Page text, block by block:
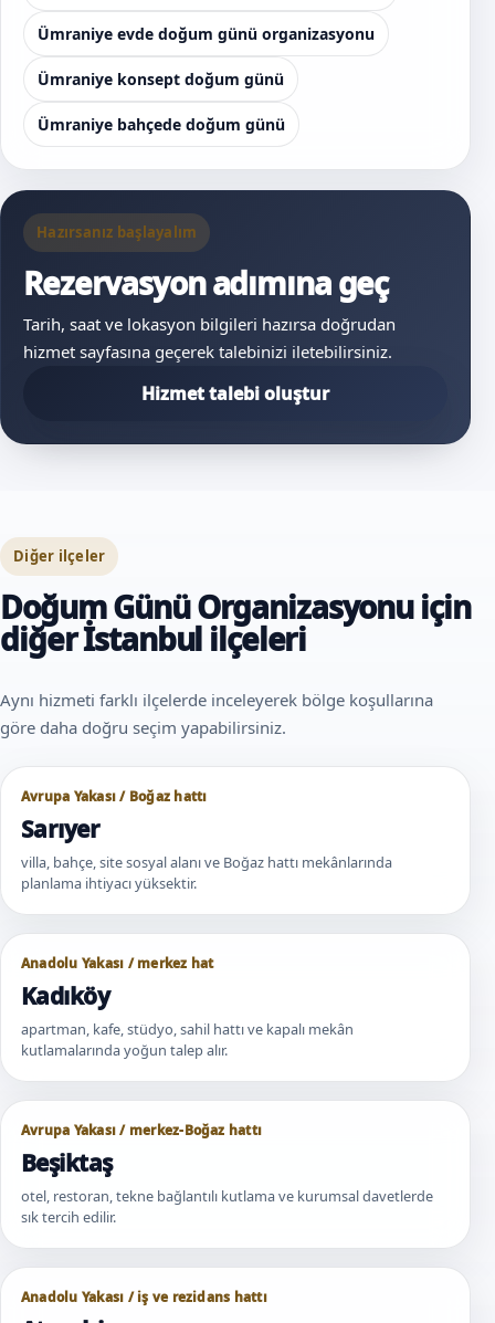
Ümraniye evde doğum günü organizasyonu
Ümraniye konsept doğum günü
Ümraniye bahçede doğum günü
Hazırsanız başlayalım
Rezervasyon adımına geç
Tarih, saat ve lokasyon bilgileri hazırsa doğrudan
hizmet sayfasına geçerek talebinizi iletebilirsiniz.
Hizmet talebi oluştur
Diğer ilçeler
Doğum Günü Organizasyonu için
diğer İstanbul ilçeleri
Aynı hizmeti farklı ilçelerde inceleyerek bölge koşullarına
göre daha doğru seçim yapabilirsiniz.
Avrupa Yakası / Boğaz hattı
Sarıyer
villa, bahçe, site sosyal alanı ve Boğaz hattı mekânlarında
planlama ihtiyacı yüksektir.
Anadolu Yakası / merkez hat
Kadıköy
apartman, kafe, stüdyo, sahil hattı ve kapalı mekân
kutlamalarında yoğun talep alır.
Avrupa Yakası / merkez-Boğaz hattı
Beşiktaş
otel, restoran, tekne bağlantılı kutlama ve kurumsal davetlerde
sık tercih edilir.
Anadolu Yakası / iş ve rezidans hattı